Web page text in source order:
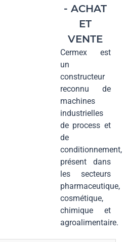
- ACHAT
ET
VENTE
Cermex est
un
constructeur
reconnu de
machines
industrielles
de process et
de
conditionnement,
présent dans
les secteurs
pharmaceutique,
cosmétique,
chimique et
agroalimentaire.